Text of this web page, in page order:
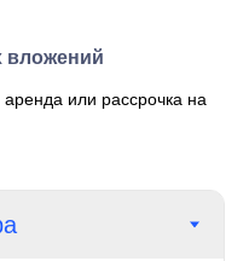
вложений
или рассрочка на